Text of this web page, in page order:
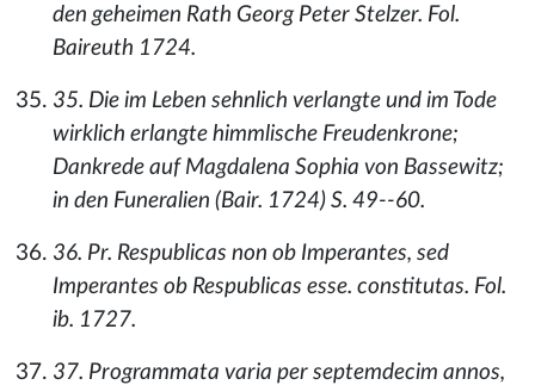
den geheimen Rath Georg Peter Stelzer. Fol.
Baireuth 1724.
35. Die im Leben sehnlich verlangte und im Tode
wirklich erlangte himmlische Freudenkrone;
Dankrede auf Magdalena Sophia von Bassewitz;
in den Funeralien (Bair. 1724) S. 49--60.
36. Pr. Respublicas non ob Imperantes, sed
Imperantes ob Respublicas esse. constitutas. Fol.
ib. 1727.
37. Programmata varia per septemdecim annos,